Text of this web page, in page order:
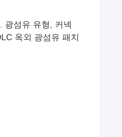
광섬유 유형, 커넥
옥외 광섬유 패치